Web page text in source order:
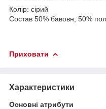
Колір: сірий
Состав 50% бавовн, 50%
Приховати
Характеристики
Основні атрибути